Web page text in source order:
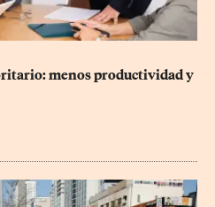
menos productividad y